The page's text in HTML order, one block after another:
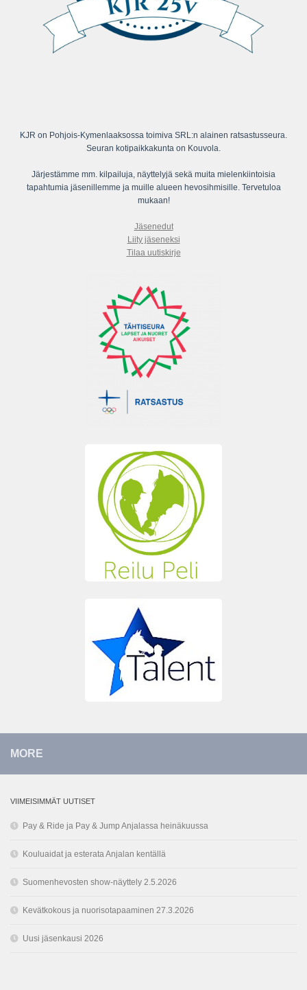
KJR on Pohjois-Kymenlaaksossa toimiva SRL:n alainen ratsastusseura.
Seuran kotipaikkakunta on Kouvola.
Järjestämme mm. kilpailuja, näyttelyjä sekä muita mielenkiintoisia
tapahtumia jäsenillemme ja muille alueen hevosihmisille. Tervetuloa
mukaan!
Jäsenedut
Liity jäseneksi
Tilaa uutiskirje
MORE
VIIMEISIMMÄT UUTISET
Pay & Ride ja Pay & Jump Anjalassa heinäkuussa
Kouluaidat ja esterata Anjalan kentällä
Suomenhevosten show-näyttely 2.5.2026
Kevätkokous ja nuorisotapaaminen 27.3.2026
Uusi jäsenkausi 2026